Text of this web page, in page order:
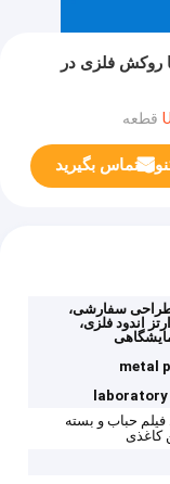
روکش فلزی در
تماس بگیرید
طراحی سفارشی،
اندود فلزی،
metal
حباب و بسته
کاغذی